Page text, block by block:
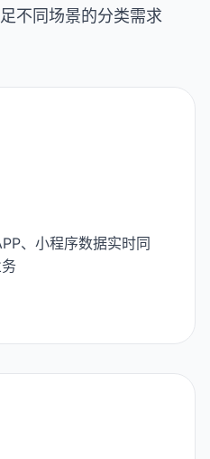
不同场景的分类需求
、小程序数据实时同